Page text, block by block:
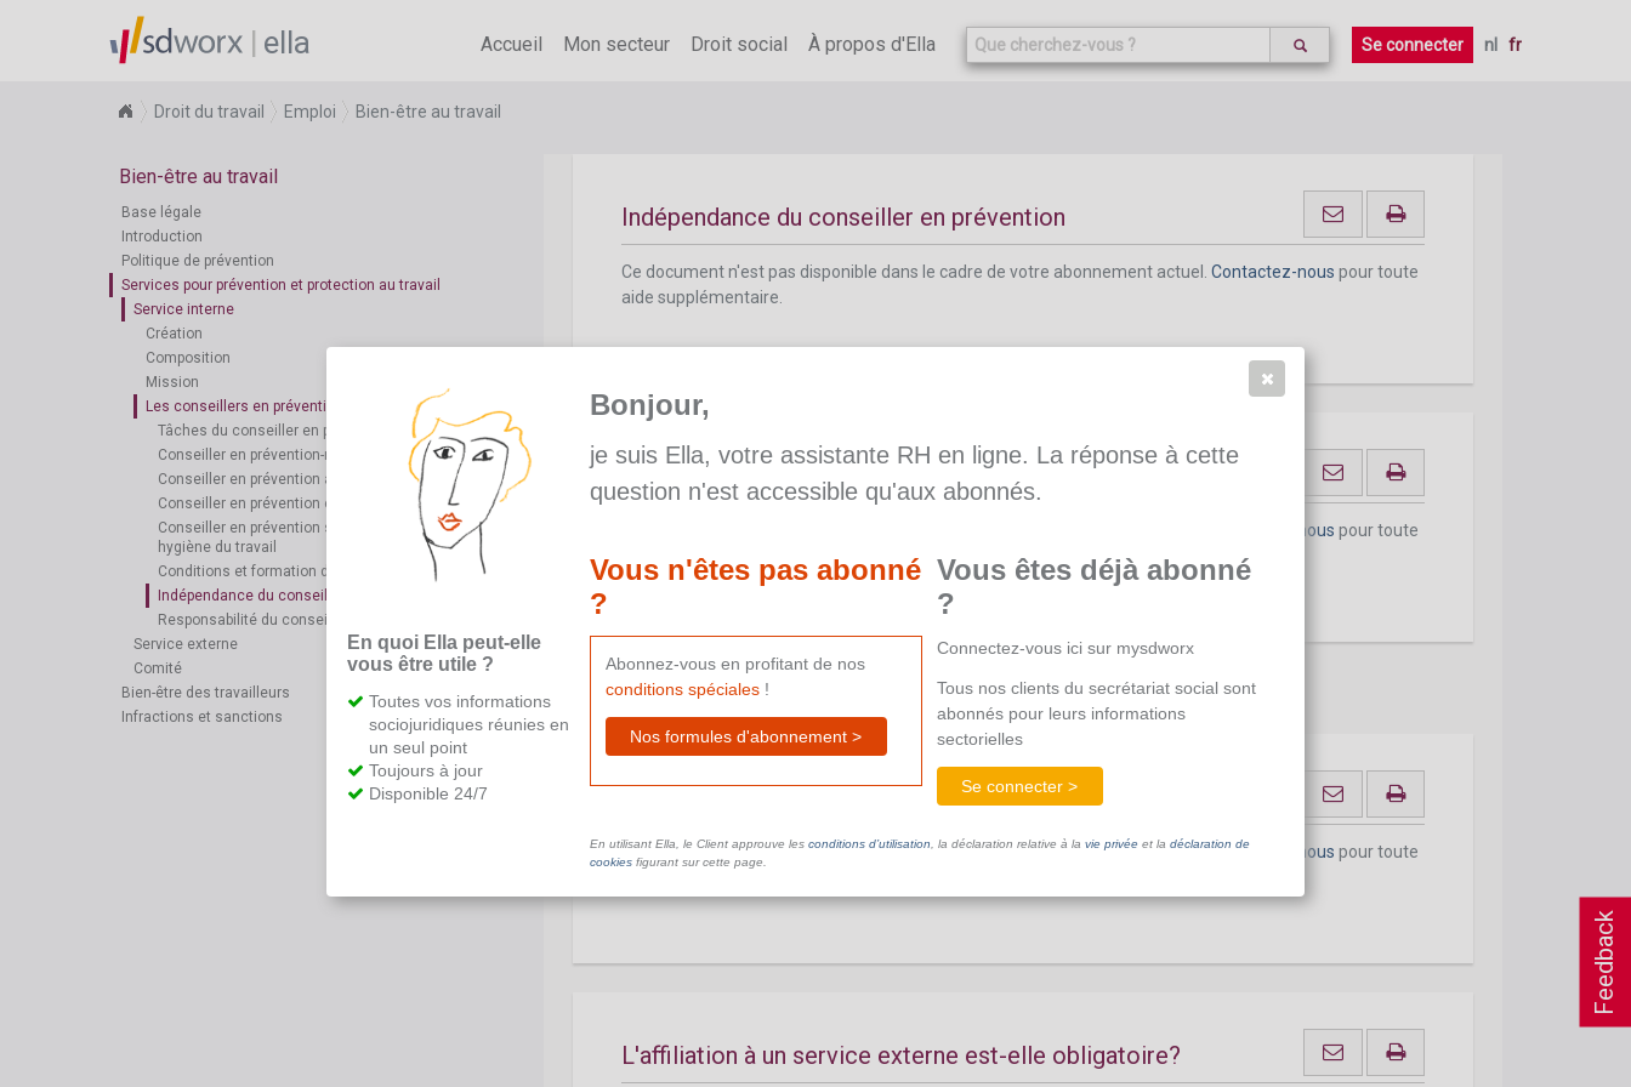
Feedback
ella Accueil Mon secteur Droit social À propos d'Ella Se connecter nl fr
Droit du travail Emploi Bien-être au travail
Bien-être au travail
Base légale
Introduction
Politique de prévention
Services pour prévention et protection au travail
Service interne
Création
Composition
Mission
Les conseillers en prévention
Tâches du conseiller en prévention
Conseiller en prévention-médecin du travail
Conseiller en prévention aspects psychosociaux
Conseiller en prévention ergonomie
Conseiller en prévention sécurité du travail et
hygiène du travail
Conditions et formation du conseiller en prévention
Indépendance du conseiller en prévention
Responsabilité du conseiller en prévention
Service externe
Comité
Bien-être des travailleurs
Infractions et sanctions
aide supplémentaire.
Indépendance du conseiller en prévention
Ce document n'est pas disponible dans le cadre de votre abonnement actuel. Contactez-nous pour toute
aide supplémentaire.
Responsabilité du conseiller en prévention
Contactez-nous pour toute
aide supplémentaire.
Service externe
Ce document n'est pas disponible dans le cadre de votre abonnement actuel.Contactez-nous pour toute
L'affiliation à un service externe est-elle obligatoire?
En quoi Ella peut-elle
vous être utile ?
Toutes vos informations
sociojuridiques réunies en
un seul point
Toujours à jour
Disponible 24/7
Bonjour,
je suis Ella, votre assistante RH en ligne. La réponse à cette
question n'est accessible qu'aux abonnés.
Vous n'êtes pas abonné
?
Abonnez-vous en profitant de nos
conditions spéciales!
Nos formules d'abonnement >
Vous êtes déjà abonné
?
Connectez-vous ici sur mysdworx
Tous nos clients du secrétariat social sont
abonnés pour leurs informations
sectorielles
Se connecter >
En utilisant Ella, le Client approuve les conditions d’utilisation , la déclaration relative à la vie privéeet la déclaration de
cookiesfigurant sur cette page.